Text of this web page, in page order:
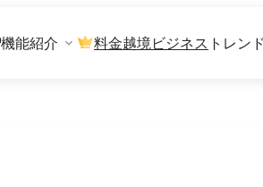
機能紹介 料金越境ビジネス トレン